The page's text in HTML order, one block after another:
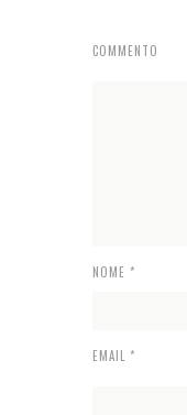
COMMENTO
NOME *
EMAIL *